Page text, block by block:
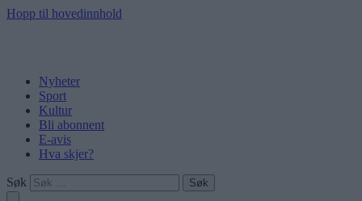
Hopp til hovedinnhold
Nyheter
Sport
Kultur
Bli abonnent
E-avis
Hva skjer?
Søk